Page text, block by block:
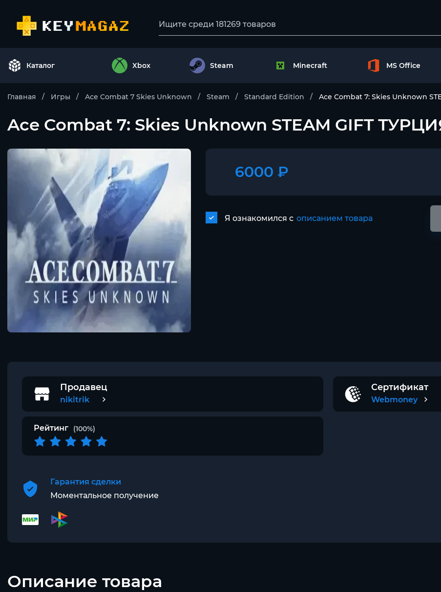
Каталог Xbox Steam Minecraft MS Office
Главная Игры Ace Combat 7 Skies Unknown Steam Standard Edition Ace Combat 7: Skies Unknown
Ace Combat 7: Skies Unknown STEAM GIFT
6000 ₽
Я ознакомился с описанием товара
Продавец
nikitrik
Сертификат
Webmoney
Рейтинг (100%)
Гарантия сделки
Моментальное получение
Описание товара